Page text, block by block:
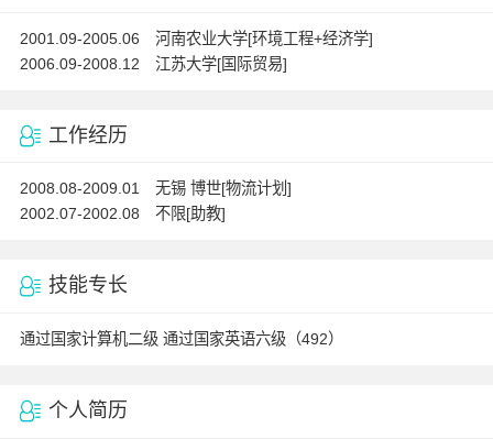
2001.09-2005.06 河南农业大学[环境工程+经济学]
2006.09-2008.12 江苏大学[国际贸易]
工作经历
2008.08-2009.01 无锡 博世[物流计划]
2002.07-2002.08 不限[助教]
技能专长
通过国家计算机二级 通过国家英语六级（492）
个人简历